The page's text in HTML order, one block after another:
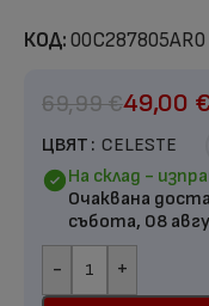
КОД: 00C287805AR0
69,99€49,00 €
ЦВЯТ CELESTE
На склад -
Очаквана
събота, 08
- +